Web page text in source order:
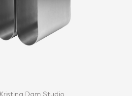
Kristina Dam Studio